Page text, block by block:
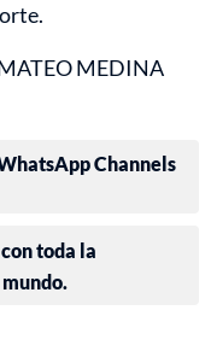
MEDINA
Channels
toda la